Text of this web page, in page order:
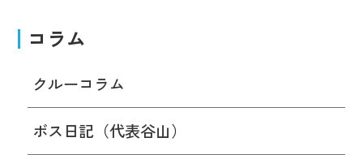
コラム
クルーコラム
ボス日記（代表谷山）